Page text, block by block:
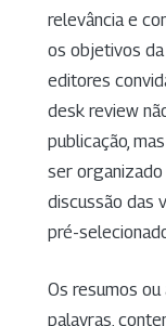
relevância e
os objetivos
editores
desk review
publicação,
ser organizado
discussão das
pré-
Os resumos
palavras,